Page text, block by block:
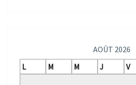
AOÛT 2026
L
M M J V